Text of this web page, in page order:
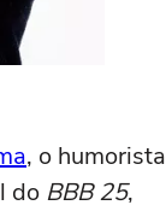
, o humorista
do BBB 25,